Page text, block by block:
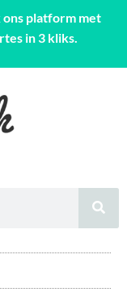
ons platform met
in 3 kliks.